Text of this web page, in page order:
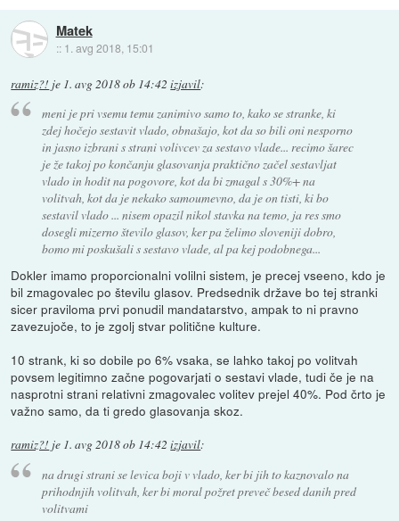
Matek
:: 1. avg 2018, 15:01
ramiz?! je 1. avg 2018 ob 14:42 izjavil:
meni je pri vsemu temu zanimivo samo to, kako se stranke, ki
zdej hočejo sestavit vlado, obnašajo, kot da so bili oni nesporno
in jasno izbrani s strani volivcev za sestavo vlade... recimo šarec
je že takoj po končanju glasovanja praktično začel sestavljat
vlado in hodit na pogovore, kot da bi zmagal s 30%+ na
volitvah, kot da je nekako samoumevno, da je on tisti, ki bo
sestavil vlado ... nisem opazil nikol stavka na temo, ja res smo
dosegli mizerno število glasov, ker pa želimo sloveniji dobro,
bomo mi poskušali s sestavo vlade, al pa kej podobnega...
Dokler imamo proporcionalni volilni sistem, je precej vseeno, kdo je
bil zmagovalec po številu glasov. Predsednik države bo tej stranki
sicer praviloma prvi ponudil mandatarstvo, ampak to ni pravno
zavezujoče, to je zgolj stvar politične kulture.
10 strank, ki so dobile po 6% vsaka, se lahko takoj po volitvah
povsem legitimno začne pogovarjati o sestavi vlade, tudi če je na
nasprotni strani relativni zmagovalec volitev prejel 40%. Pod črto je
važno samo, da ti gredo glasovanja skoz.
ramiz?! je 1. avg 2018 ob 14:42 izjavil:
na drugi strani se levica boji v vlado, ker bi jih to kaznovalo na
prihodnjih volitvah, ker bi moral požret preveč besed danih pred
volitvami